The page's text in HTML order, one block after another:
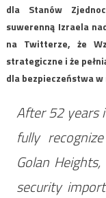
dla Stanów
suwerenną Izraela
na Twitterze, że
strategiczne i że
dla bezpieczeństwa
After 52 years
fully
Golan
security